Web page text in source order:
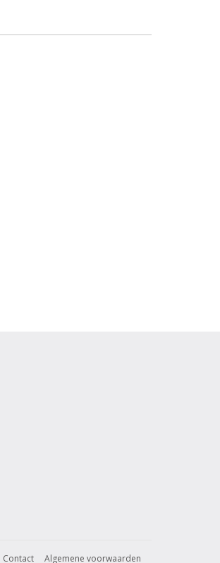
Contact Algemene voorwaarden